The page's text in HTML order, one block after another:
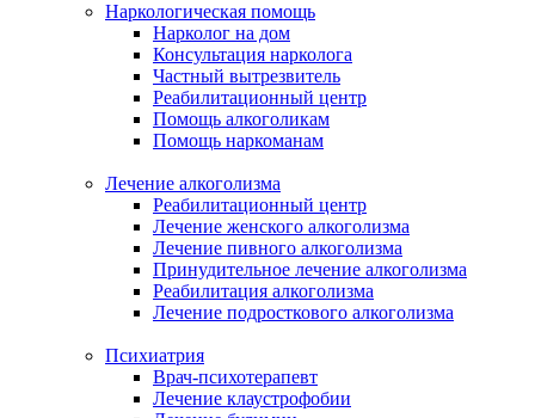
Наркологическая помощь
Нарколог на дом
Консультация нарколога
Частный вытрезвитель
Реабилитационный центр
Помощь алкоголикам
Помощь наркоманам
Лечение алкоголизма
Реабилитационный центр
Лечение женского алкоголизма
Лечение пивного алкоголизма
Принудительное лечение алкоголизма
Реабилитация алкоголизма
Лечение подросткового алкоголизма
Психиатрия
Врач-психотерапевт
Лечение клаустрофобии